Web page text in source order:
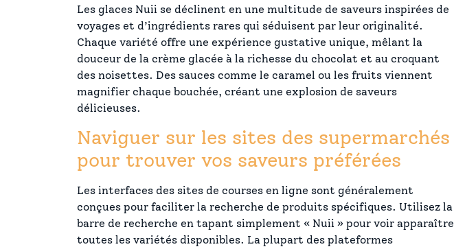
Les glaces Nuii se déclinent en une multitude de saveurs inspirées de
voyages et d’ingrédients rares qui séduisent par leur originalité.
Chaque variété offre une expérience gustative unique, mêlant la
douceur de la crème glacée à la richesse du chocolat et au croquant
des noisettes. Des sauces comme le caramel ou les fruits viennent
magnifier chaque bouchée, créant une explosion de saveurs
délicieuses.
Naviguer sur les sites des supermarchés
pour trouver vos saveurs préférées
Les interfaces des sites de courses en ligne sont généralement
conçues pour faciliter la recherche de produits spécifiques. Utilisez la
barre de recherche en tapant simplement « Nuii » pour voir apparaître
toutes les variétés disponibles. La plupart des plateformes